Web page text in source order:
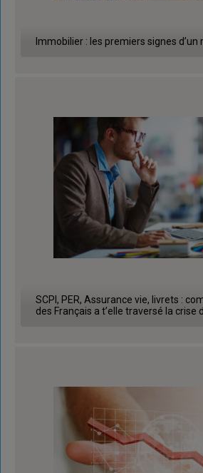
Immobilier : les premiers signes
SCPI, PER, Assurance vie, livrets :
des Français a t’elle traversé la crise